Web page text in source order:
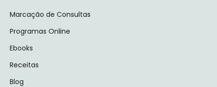
Marcação de Consultas
Programas Online
Ebooks
Receitas
Blog